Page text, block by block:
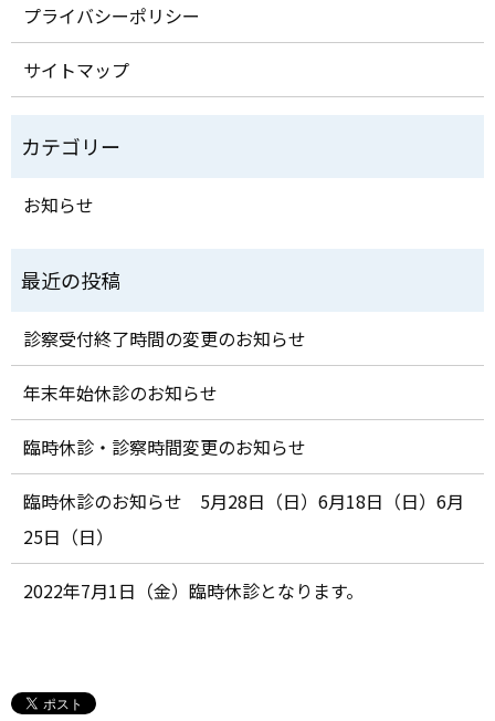
プライバシーポリシー
サイトマップ
お知らせ
診察受付終了時間の変更のお知らせ
年末年始休診のお知らせ
臨時休診・診察時間変更のお知らせ
臨時休診のお知らせ 5月28日（日）6月18日（日）6月
25日（日）
2022年7月1日（金）臨時休診となります。